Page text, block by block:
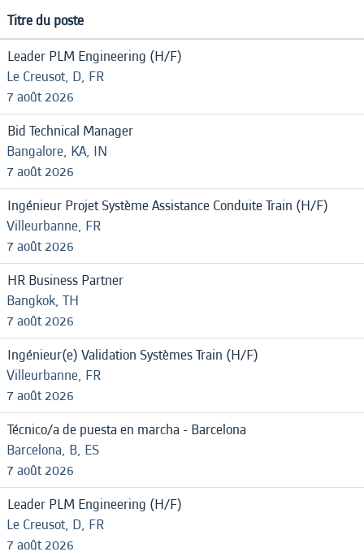
Titre du poste
Leader PLM Engineering (H/F)
Le Creusot, D, FR
7 août 2026
Bid Technical Manager
Bangalore, KA, IN
7 août 2026
Ingénieur Projet Système Assistance Conduite Train (H/F)
Villeurbanne, FR
7 août 2026
HR Business Partner
Bangkok, TH
7 août 2026
Ingénieur(e) Validation Systèmes Train (H/F)
Villeurbanne, FR
7 août 2026
Técnico/a de puesta en marcha - Barcelona
Barcelona, B, ES
7 août 2026
Leader PLM Engineering (H/F)
Le Creusot, D, FR
7 août 2026